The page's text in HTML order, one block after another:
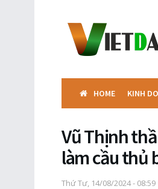
HOME KINH
Vũ Thịnh
làm cầu thủ
Thứ Tư, 14/08/2024 - 08:59